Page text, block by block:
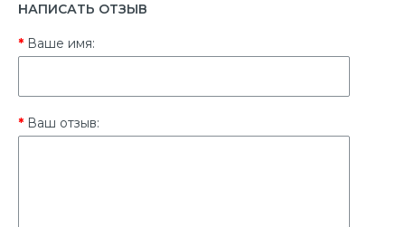
НАПИСАТЬ ОТЗЫВ
Ваше имя:
Ваш отзыв: